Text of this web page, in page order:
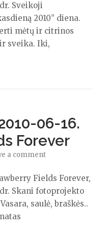
Sveikoji
2010” diena.
mėtų ir citrinos
sveika. Iki,
06-16.
Forever
a comment
Fields Forever,
Skani fotoprojekto
saulė, braškės..